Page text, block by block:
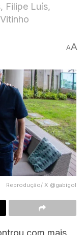
Filipe Luís,
AA
Reprodução/ X @gabigol
com mais